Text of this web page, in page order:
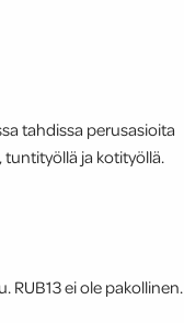
tahdissa perusasioita
ja kotityöllä.
RUB13 ei ole pakollinen.